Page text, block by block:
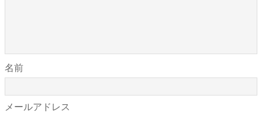
名前
メールアドレス